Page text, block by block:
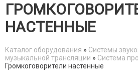
НАСТЕННЫЕ
You are here
Каталог оборудования » Системы
музыкальной трансляции » Система
Громкоговорители настенные